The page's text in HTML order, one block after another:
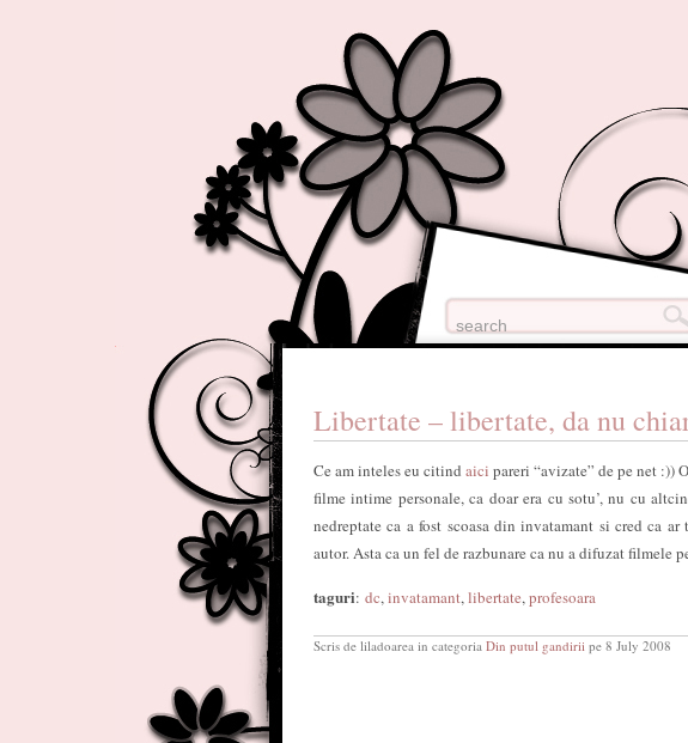
Libertate – libertate, da nu
Ce am inteles eu citind aici pareri “avizate” de pe net :))
filme intime personale, ca doar era cu sotu’, nu cu
nedreptate ca a fost scoasa din invatamant si cred ca
autor. Asta ca un fel de razbunare ca nu a difuzat filmele
taguri: dc,invatamant,libertate,profesoara
Scris de liladoarea in categoria Din putul gandirii pe 8 July 2008